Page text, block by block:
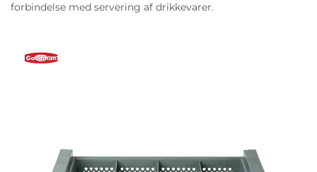
forbindelse med servering af drikkevarer.